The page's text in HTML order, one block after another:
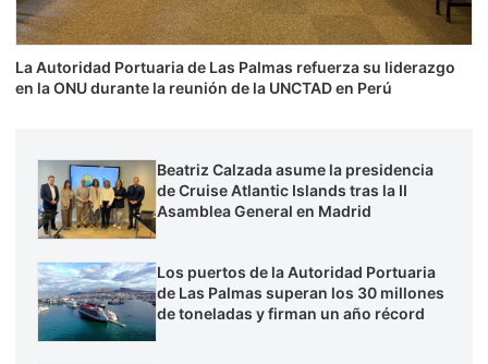
La Autoridad Portuaria de Las Palmas refuerza su liderazgo
en la ONU durante la reunión de la UNCTAD en Perú
Beatriz Calzada asume la presidencia
de Cruise Atlantic Islands tras la II
Asamblea General en Madrid
Los puertos de la Autoridad Portuaria
de Las Palmas superan los 30 millones
de toneladas y firman un año récord